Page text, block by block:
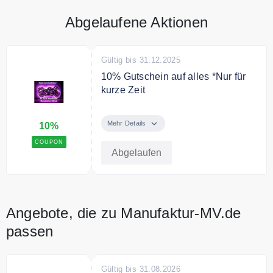
Abgelaufene Aktionen
10%
COUPON
Gültig bis 31.12.2025
10% Gutschein auf alles *Nur für
kurze Zeit
der Kasse sichern.
Mehr Details
Abgelaufen
Angebote, die zu Manufaktur-MV.de
passen
Gültig bis 31.08.2026